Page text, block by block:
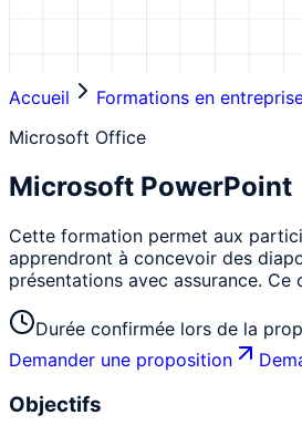
Accueil Formations en
Microsoft Office
Microsoft PowerPoint
Cette formation permet aux
apprendront à concevoir des
présentations avec assurance.
Durée confirmée lors de la
Demander une proposition
Objectifs